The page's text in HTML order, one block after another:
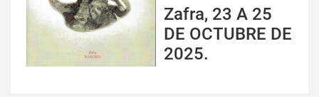
Zafra, 23 A 25
DE OCTUBRE DE
2025.